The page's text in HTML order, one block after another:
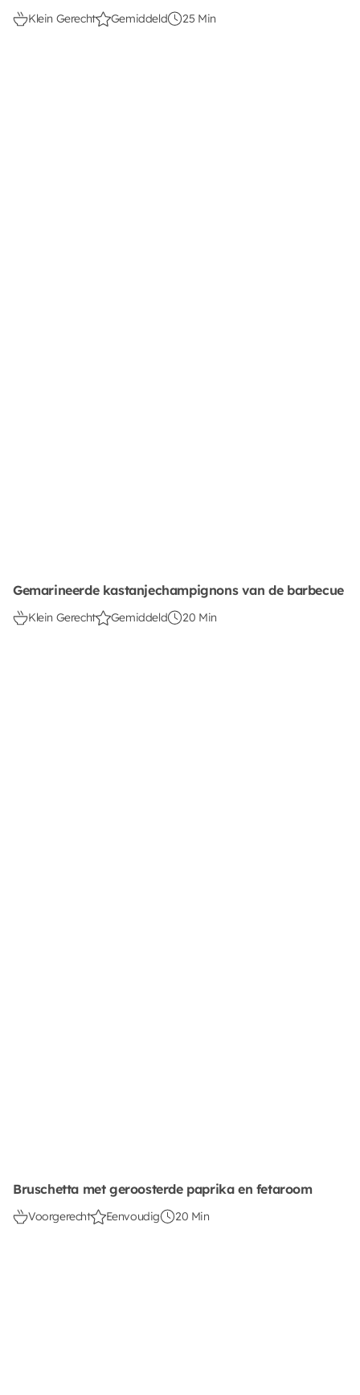
Klein Gerecht Gemiddeld 25 Min
Gemarineerde kastanjechampignons van de barbecue
Klein Gerecht Gemiddeld 20 Min
Bruschetta met geroosterde paprika en fetaroom
Voorgerecht Eenvoudig 20 Min